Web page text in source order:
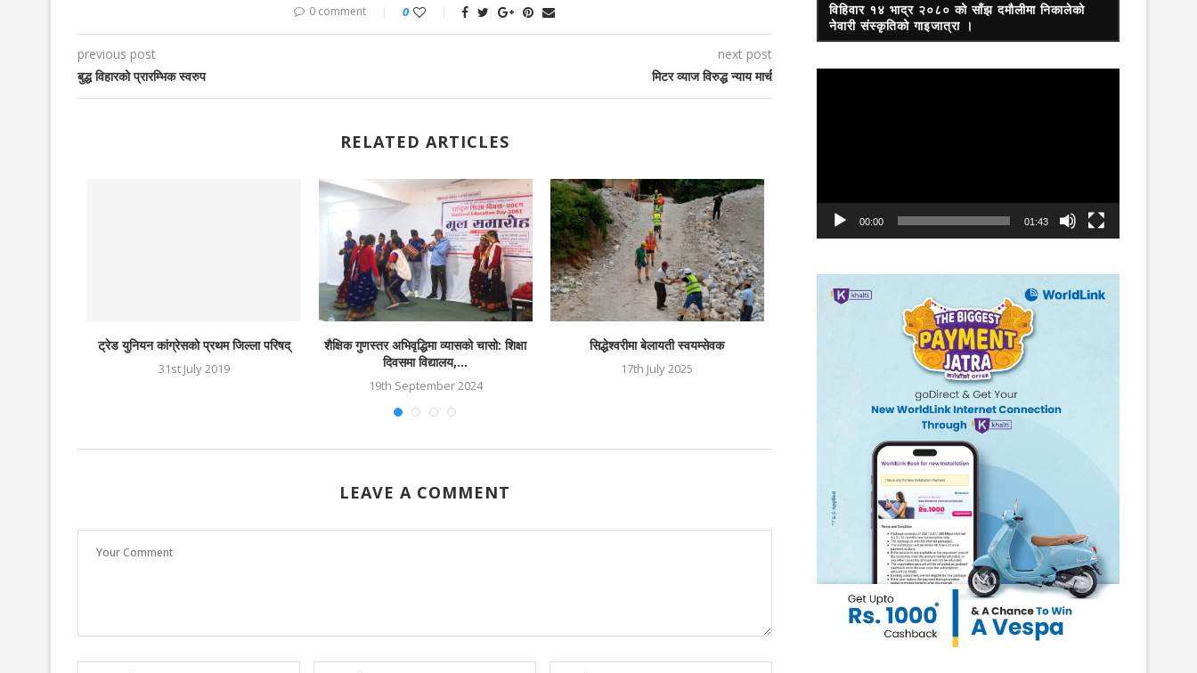
0 comment 0
previous post
बुद्ध विहारको प्रारम्भिक स्वरुप
next post
मिटर व्याज विरुद्ध न्याय मार्च
RELATED ARTICLES
ट्रेड युनियन कांग्रेसको प्रथम जिल्ला परिषद्
31st July 2019
शैक्षिक गुणस्तर अभिवृद्धिमा व्यासको चासो: शिक्षा
दिवसमा विद्यालय,...
19th September 2024
सिद्धेश्वरीमा बेलायती स्वयम्सेवक
17th July 2025
नेपाल रहे धर्म निरपेक्षता रहँदैन
30th November 2018
LEAVE A COMMENT
विहिवार १४ भाद्र २०८० को साँझ दमौलीमा निकालेको
नेवारी संस्कृतिको गाइजात्रा ।
00:00 01:43